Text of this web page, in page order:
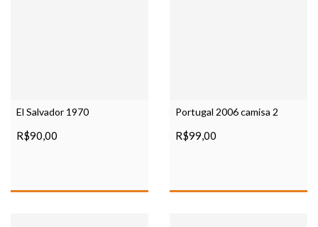
El Salvador 1970
R$90,00
Portugal 2006 camisa 2
R$99,00